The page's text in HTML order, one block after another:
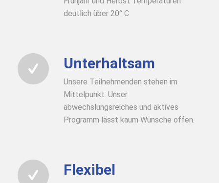
deutlich über 20° C
Unterhaltsam
Unsere Teilnehmenden stehen im
Mittelpunkt. Unser
abwechslungsreiches und aktives
Programm lässt kaum Wünsche offen.
Flexibel